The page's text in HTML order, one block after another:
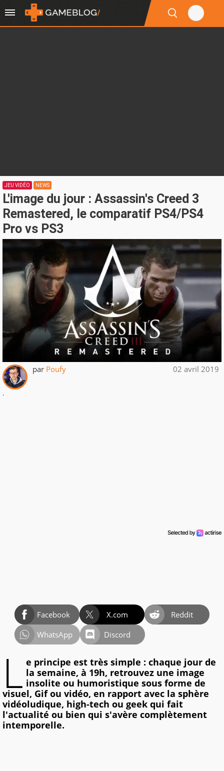
JEU VIDÉO NEWS
L'image du jour : Assassin's Creed 3
Remastered, le comparatif PS4/PS4
Pro vs PS3
par Poufy 02 avril 2019
.
Facebook X.com
Reddit
WhatsApp
Discord
L e principe est très simple : chaque jour de
la semaine, à 19h, retrouvez une image
insolite ou humoristique sous forme de
visuel, Gif ou vidéo, en rapport avec la sphère
vidéoludique, high-tech ou geek qui fait
l'actualité ou bien qui s'avère complètement
intemporelle.